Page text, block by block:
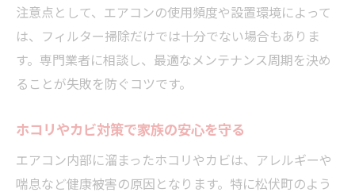
注意点として、エアコンの使用頻度や設置環境によって
は、フィルター掃除だけでは十分でない場合もありま
す。専門業者に相談し、最適なメンテナンス周期を決め
ることが失敗を防ぐコツです。
ホコリやカビ対策で家族の安心を守る
エアコン内部に溜まったホコリやカビは、アレルギーや
喘息など健康被害の原因となります。特に松伏町のよう